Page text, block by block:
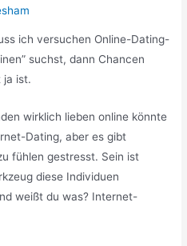
ich versuchen Online-Dating-
suchst, dann Chancen
ja ist.
wirklich lieben online könnte
Dating, aber es gibt
fühlen gestresst. Sein ist
diese Individuen
weißt du was? Internet-